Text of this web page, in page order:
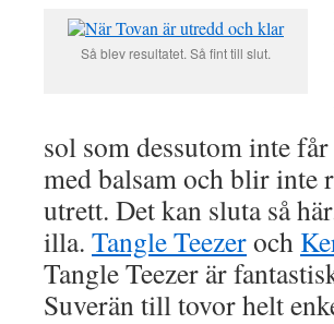
Så blev resultatet. Så fint till slut.
sol som dessutom inte
med balsam och blir inte
utrett. Det kan sluta så
illa. Tangle Teezeroch
Tangle Teezer är
Suverän till tovor helt